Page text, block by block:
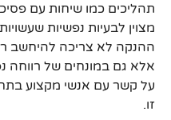
תהליכים כמו שיחות עם
מצוין לבעיות נפשיות
ההנקה לא צריכה להיחשב
אלא גם במונחים של רווחה
על קשר עם אנשי מקצוע
זו.